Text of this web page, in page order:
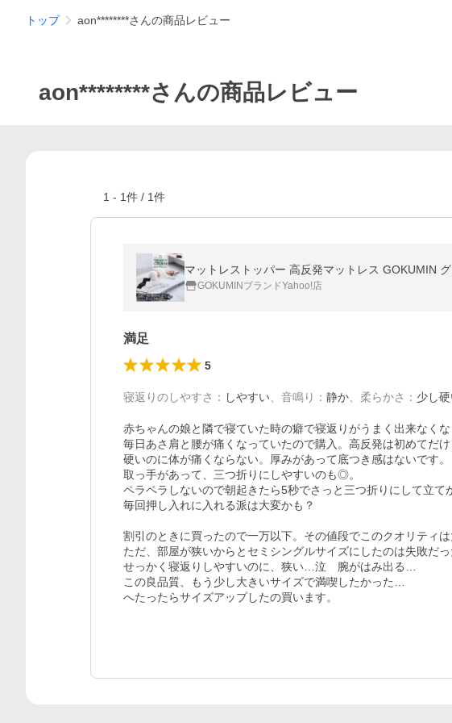
トップ aon********さんの商品レビュー
aon********さんの商品レビュー
1 - 1件 / 1件
マットレストッパー 高反発マットレス GOKUMIN
GOKUMINブランドYahoo!店
満足
5
寝返りのしやすさ ： しやすい 音鳴り ： 静か 柔らかさ ： 少し
赤ちゃんの娘と隣で寝ていた時の癖で寝返りがうまく出来なくな
毎日あさ肩と腰が痛くなっていたので購入。高反発は初めてだけ
硬いのに体が痛くならない。厚みがあって底つき感はないです。
取っ手があって、三つ折りにしやすいのも◎。
ペラペラしないので朝起きたら5秒でさっと三つ折りにして立て
毎回押し入れに入れる派は大変かも？
割引のときに買ったので一万以下。その値段でこのクオリティは
ただ、部屋が狭いからとセミシングルサイズにしたのは失敗だっ
せっかく寝返りしやすいのに、狭い…泣　腕がはみ出る…
この良品質、もう少し大きいサイズで満喫したかった…
へたったらサイズアップしたの買います。